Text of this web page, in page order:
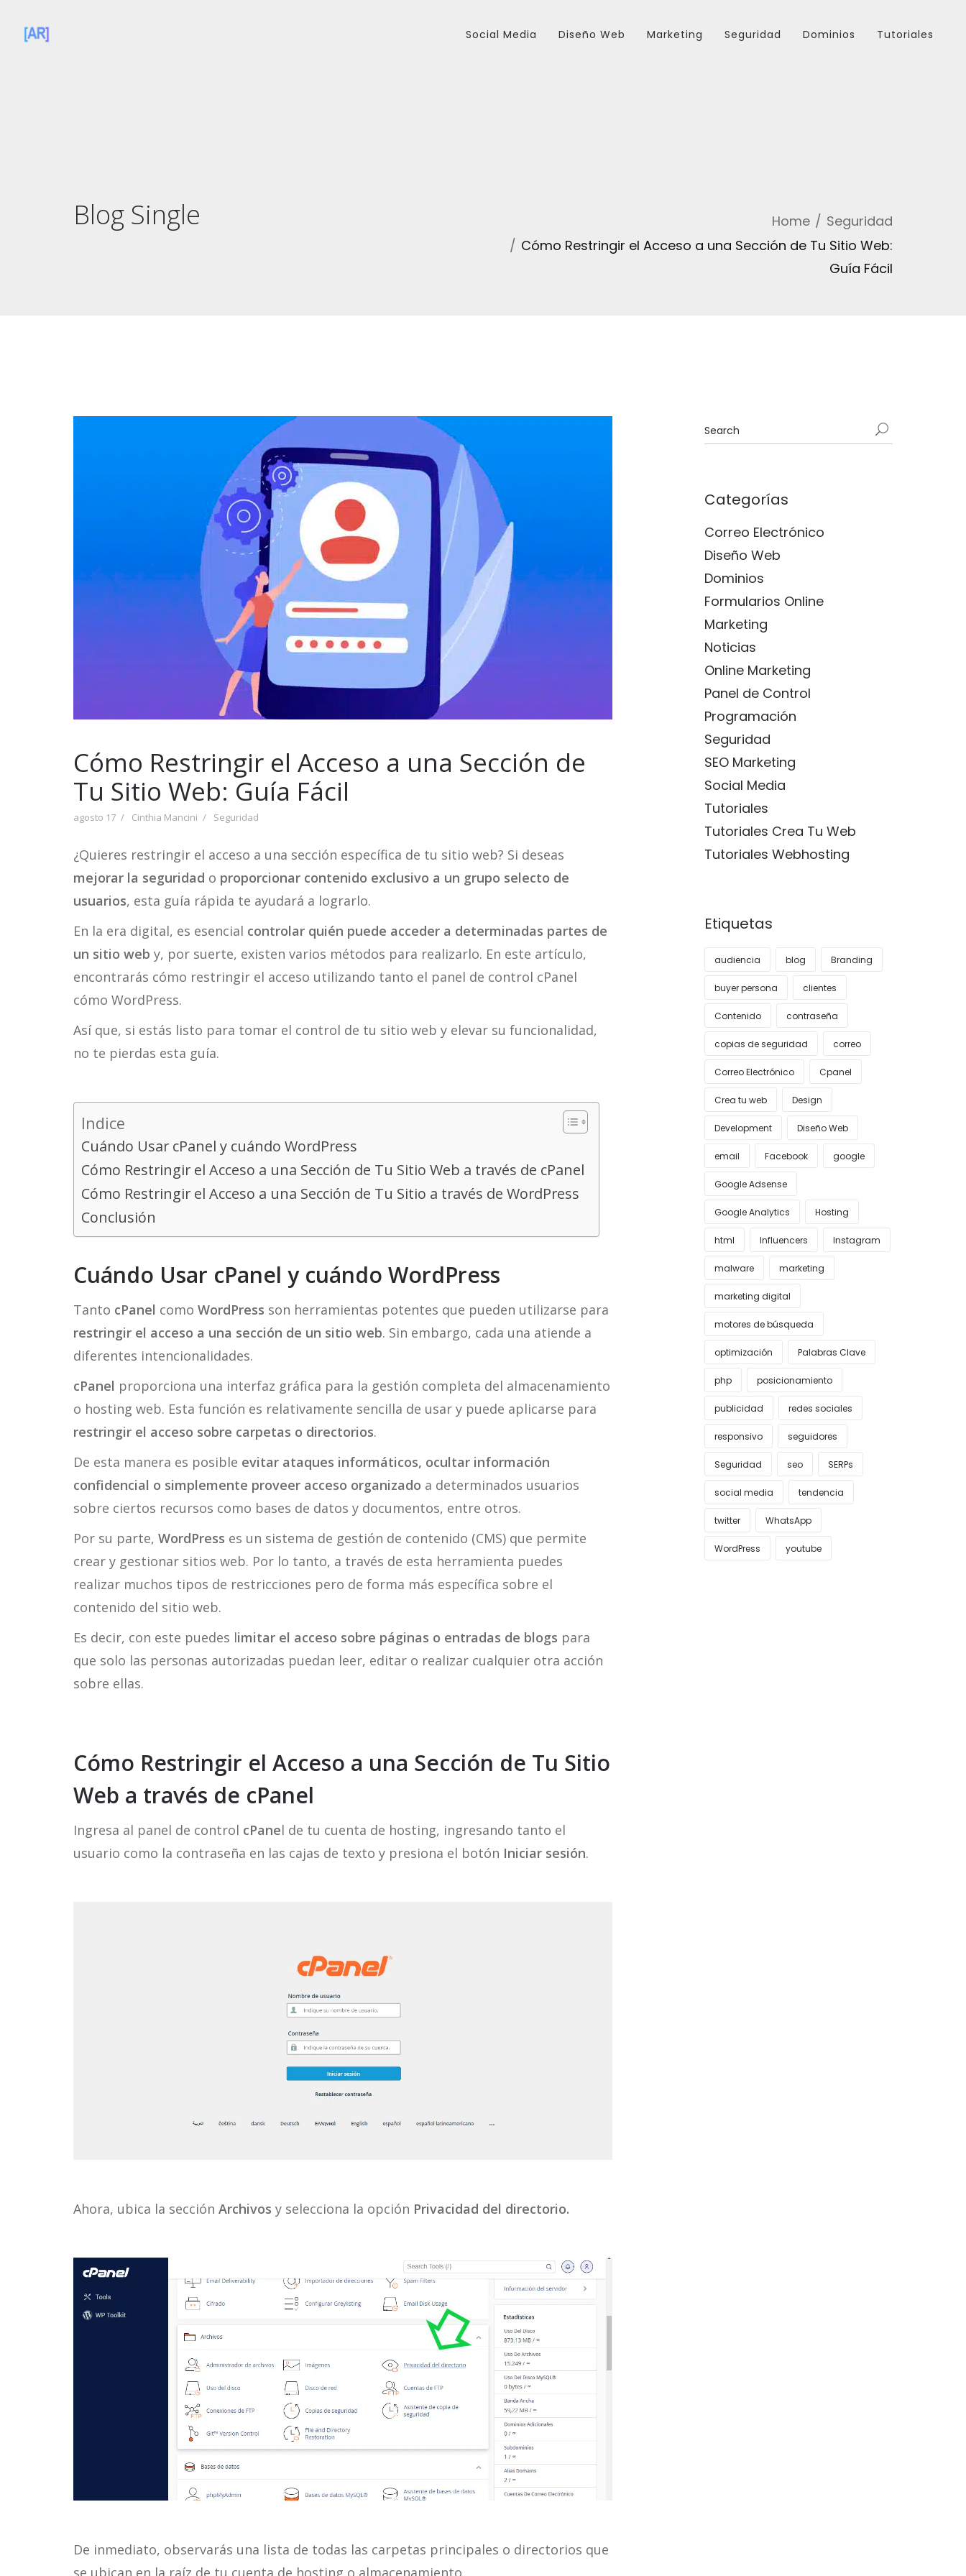
Social Media Diseño Web Marketing Seguridad Dominios Tutoriales
Blog Single Home
Seguridad
Cómo Restringir el Acceso a una Sección de Tu Sitio Web:
Guía Fácil
Cómo Restringir el Acceso a una Sección de
Tu Sitio Web: Guía Fácil
agosto 17 Cinthia Mancini Seguridad
¿Quieres restringir el acceso a una sección específica de tu sitio web? Si deseas
mejorar la seguridad o proporcionar contenido exclusivo a un grupo selecto de
usuarios, esta guía rápida te ayudará a lograrlo.
En la era digital, es esencial controlar quién puede acceder a determinadas partes de
un sitio web y, por suerte, existen varios métodos para realizarlo. En este artículo,
encontrarás cómo restringir el acceso utilizando tanto el panel de control cPanel
cómo WordPress.
Así que, si estás listo para tomar el control de tu sitio web y elevar su funcionalidad,
no te pierdas esta guía.
Indice
Cuándo Usar cPanel y cuándo WordPress
Cómo Restringir el Acceso a una Sección de Tu Sitio Web a través de cPanel
Cómo Restringir el Acceso a una Sección de Tu Sitio a través de WordPress
Conclusión
Cuándo Usar cPanel y cuándo WordPress
Tanto cPanel como WordPress son herramientas potentes que pueden utilizarse para
restringir el acceso a una sección de un sitio web. Sin embargo, cada una atiende a
diferentes intencionalidades.
cPanel proporciona una interfaz gráfica para la gestión completa del almacenamiento
o hosting web. Esta función es relativamente sencilla de usar y puede aplicarse para
restringir el acceso sobre carpetas o directorios.
De esta manera es posible evitar ataques informáticos, ocultar información
confidencial o simplemente proveer acceso organizado a determinados usuarios
sobre ciertos recursos como bases de datos y documentos, entre otros.
Por su parte, WordPress es un sistema de gestión de contenido (CMS) que permite
crear y gestionar sitios web. Por lo tanto, a través de esta herramienta puedes
realizar muchos tipos de restricciones pero de forma más específica sobre el
contenido del sitio web.
Es decir, con este puedes limitar el acceso sobre páginas o entradas de blogs para
que solo las personas autorizadas puedan leer, editar o realizar cualquier otra acción
sobre ellas.
Cómo Restringir el Acceso a una Sección de Tu Sitio
Web a través de cPanel
Ingresa al panel de control cPanel de tu cuenta de hosting, ingresando tanto el
usuario como la contraseña en las cajas de texto y presiona el botón Iniciar sesión.
Ahora, ubica la sección Archivos y selecciona la opción Privacidad del directorio.
De inmediato, observarás una lista de todas las carpetas principales o directorios que
Categorías
Correo Electrónico
Diseño Web
Dominios
Formularios Online
Marketing
Noticias
Online Marketing
Panel de Control
Programación
Seguridad
SEO Marketing
Social Media
Tutoriales
Tutoriales Crea Tu Web
Tutoriales Webhosting
Etiquetas
audiencia blog Branding
buyer persona clientes
Contenido contraseña
copias de seguridad correo
Correo Electrónico Cpanel
Crea tu web Design
Development Diseño Web
email Facebook google
Google Adsense
Google Analytics Hosting
html Influencers Instagram
malware marketing
marketing digital
motores de búsqueda
optimización Palabras Clave
php posicionamiento
publicidad redes sociales
responsivo seguidores
Seguridad seo SERPs
social media tendencia
twitter WhatsApp
WordPress youtube